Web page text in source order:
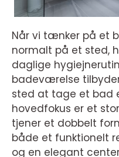
Når vi tænker på et
normalt på et sted,
daglige
badeværelse
sted at tage et bad
hovedfokus er et
tjener et dobbelt
både et funktionelt
og en elegant